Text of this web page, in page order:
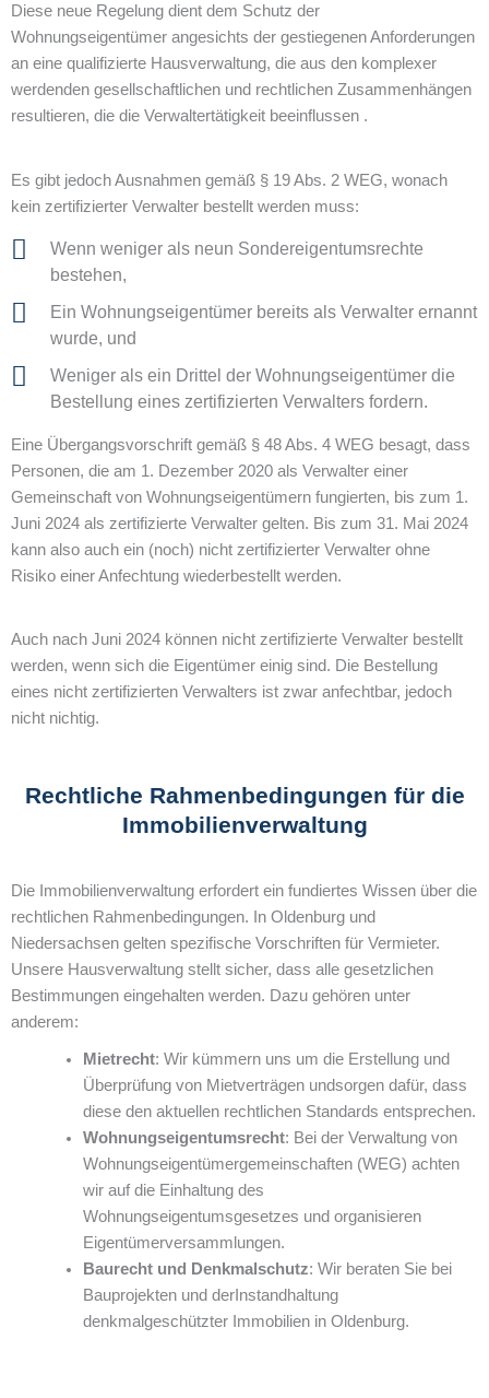
Diese neue Regelung dient dem Schutz der
Wohnungseigentümer angesichts der gestiegenen Anforderungen
an eine qualifizierte Hausverwaltung, die aus den komplexer
werdenden gesellschaftlichen und rechtlichen Zusammenhängen
resultieren, die die Verwaltertätigkeit beeinflussen .
Es gibt jedoch Ausnahmen gemäß § 19 Abs. 2 WEG, wonach
kein zertifizierter Verwalter bestellt werden muss:
Wenn weniger als neun Sondereigentumsrechte
bestehen,
Ein Wohnungseigentümer bereits als Verwalter ernannt
wurde, und
Weniger als ein Drittel der Wohnungseigentümer die
Bestellung eines zertifizierten Verwalters fordern.
Eine Übergangsvorschrift gemäß § 48 Abs. 4 WEG besagt, dass
Personen, die am 1. Dezember 2020 als Verwalter einer
Gemeinschaft von Wohnungseigentümern fungierten, bis zum 1.
Juni 2024 als zertifizierte Verwalter gelten. Bis zum 31. Mai 2024
kann also auch ein (noch) nicht zertifizierter Verwalter ohne
Risiko einer Anfechtung wiederbestellt werden.
Auch nach Juni 2024 können nicht zertifizierte Verwalter bestellt
werden, wenn sich die Eigentümer einig sind. Die Bestellung
eines nicht zertifizierten Verwalters ist zwar anfechtbar, jedoch
nicht nichtig.
Rechtliche Rahmenbedingungen für die
Immobilienverwaltung
Die Immobilienverwaltung erfordert ein fundiertes Wissen über die
rechtlichen Rahmenbedingungen. In Oldenburg und
Niedersachsen gelten spezifische Vorschriften für Vermieter.
Unsere Hausverwaltung stellt sicher, dass alle gesetzlichen
Bestimmungen eingehalten werden. Dazu gehören unter
anderem:
Mietrecht: Wir kümmern uns um die Erstellung und
Überprüfung von Mietverträgen undsorgen dafür, dass
diese den aktuellen rechtlichen Standards entsprechen.
Wohnungseigentumsrecht: Bei der Verwaltung von
Wohnungseigentümergemeinschaften (WEG) achten
wir auf die Einhaltung des
Wohnungseigentumsgesetzes und organisieren
Eigentümerversammlungen.
Baurecht und Denkmalschutz: Wir beraten Sie bei
Bauprojekten und derInstandhaltung
denkmalgeschützter Immobilien in Oldenburg.